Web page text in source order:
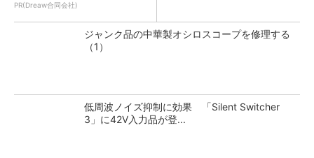
PR(Dreaw合同会社)
ジャンク品の中華製オシロスコープを修理する
（1）
低周波ノイズ抑制に効果 「Silent Switcher
3」に42V入力品が登...